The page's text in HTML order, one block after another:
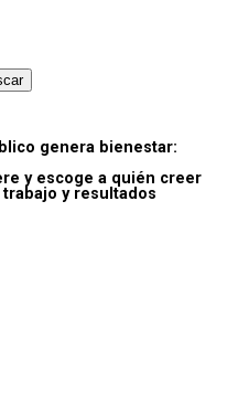
genera bienestar:
y escoge a quién creer
y resultados